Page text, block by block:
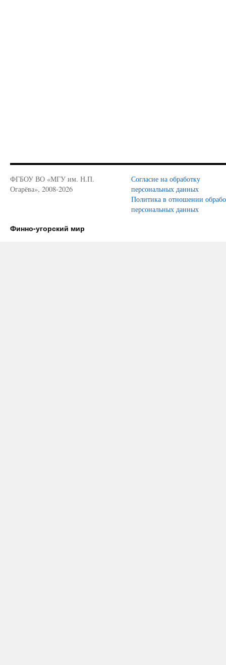
ФГБОУ ВО «МГУ им. Н.П.
Огарёва», 2008-2026
Согласие на обработку
персональных данных
Политика в отношении
персональных данных
Финно-угорский мир